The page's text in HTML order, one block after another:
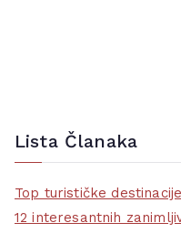
Lista Članaka
Top turističke
12 interesantnih